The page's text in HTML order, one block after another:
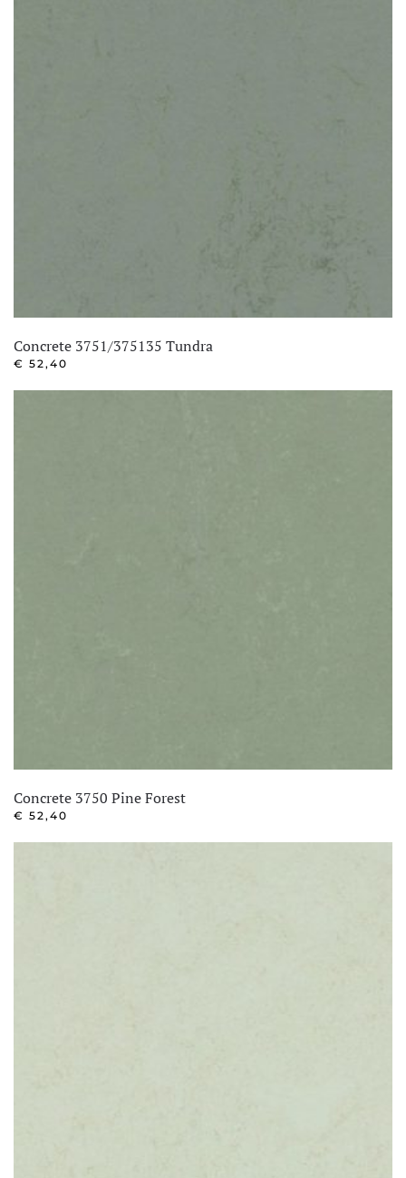
Concrete 3751/375135 Tundra
€ 52,40
Concrete 3750 Pine Forest
€ 52,40